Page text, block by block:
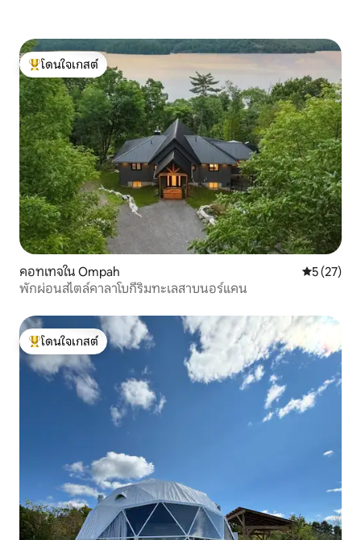
โดนใจเกสต์ที่สุด
โดนใจเกสต์
คอทเทจใน Ompah คะแนนเฉลี่
5 (27)
พักผ่อนสไตล์คาลาโบกีริมทะเลสาบนอร์แคน
โดนใจเกสต์ที่สุด
โดนใจเกสต์